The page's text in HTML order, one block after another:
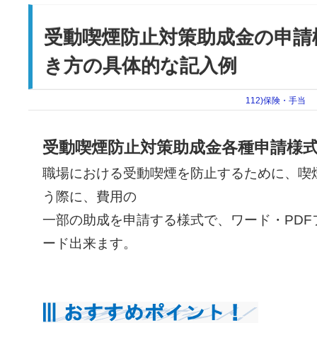
受動喫煙防止対策助成金の申
き方の具体的な記入例
112)保険・手当
受動喫煙防止対策助成金各種申請様
職場における受動喫煙を防止するために、喫
う際に、費用の
一部の助成を申請する様式で、ワード・
ード出来ます。